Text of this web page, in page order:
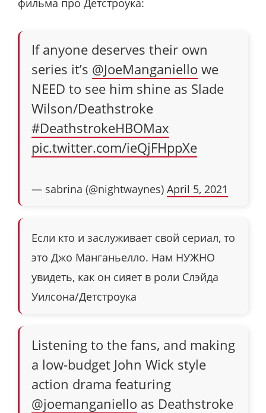
фильма про Детстроука:
If anyone deserves their own
series it’s @JoeManganiello we
NEED to see him shine as Slade
Wilson/Deathstroke
#DeathstrokeHBOMax
pic.twitter.com/ieQjFHppXe
— sabrina (@nightwaynes) April 5, 2021
Если кто и заслуживает свой сериал, то
это Джо Манганьелло. Нам НУЖНО
увидеть, как он сияет в роли Слэйда
Уилсона/Детстроука
Listening to the fans, and making
a low-budget John Wick style
action drama featuring
@joemanganiello as Deathstroke